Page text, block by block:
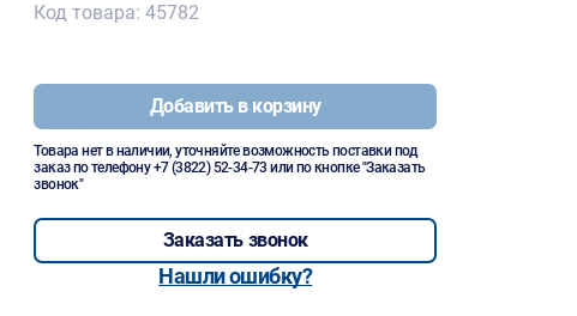
Код товара: 45782
Добавить в корзину
Товара нет в наличии, уточняйте возможность поставки под
заказ по телефону+7 (3822) 52-34-73 или по кнопке "Заказать
звонок"
Заказать звонок
Нашли ошибку?